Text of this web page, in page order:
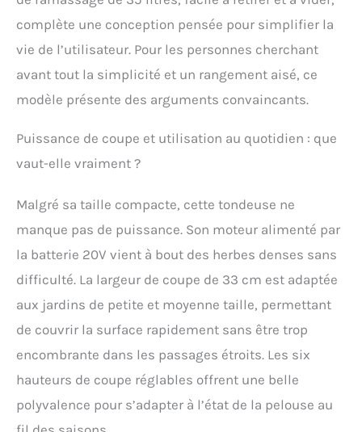
complète une conception pensée pour simplifier la
vie de l’utilisateur. Pour les personnes cherchant
avant tout la simplicité et un rangement aisé, ce
modèle présente des arguments convaincants.
Puissance de coupe et utilisation au quotidien : que
vaut-elle vraiment ?
Malgré sa taille compacte, cette tondeuse ne
manque pas de puissance. Son moteur alimenté par
la batterie 20V vient à bout des herbes denses sans
difficulté. La largeur de coupe de 33 cm est adaptée
aux jardins de petite et moyenne taille, permettant
de couvrir la surface rapidement sans être trop
encombrante dans les passages étroits. Les six
hauteurs de coupe réglables offrent une belle
polyvalence pour s’adapter à l’état de la pelouse au